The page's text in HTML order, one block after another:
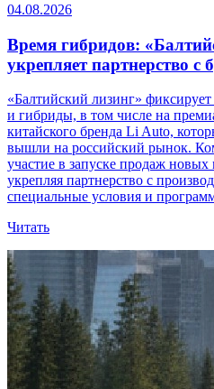
04.08.2026
Время гибридов:
укрепляет партнерство с
«Балтийский лизинг»
и гибриды, в том числе на
китайского бренда Li Auto,
вышли на российский рынок.
участие в запуске продаж
укрепляя партнерство с
специальные условия и
Читать